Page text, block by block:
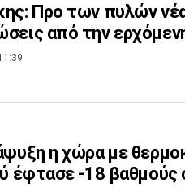
Προ των πυλών νέα
από την
η χώρα με
έφτασε -18 βαθμούς